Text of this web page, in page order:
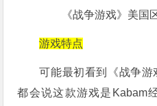
《战争游戏》美国
游戏特点
可能最初看到《战争游
都会说这款游戏是Kabam